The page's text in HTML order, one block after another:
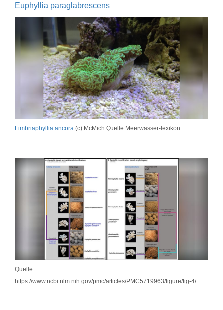
Euphyllia paraglabrescens
Fimbriaphyllia ancora (c) McMich Quelle Meerwasser-lexikon
Quelle:
https://www.ncbi.nlm.nih.gov/pmc/articles/PMC5719963/figure/fig-4/